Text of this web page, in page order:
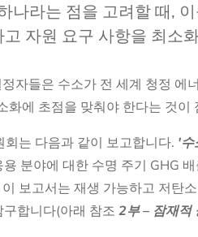
나라는 점을 고려할 때,
자원 요구 사항을 최소
자들은 수소가 전 세계 청정
화에 초점을 맞춰야 한다는 것이
는 다음과 같이 보고합니다. '수
분야에 대한 수명 주기 GHG
보고서는 재생 가능하고 저탄
합니다(아래 참조 2부 – 잠재적